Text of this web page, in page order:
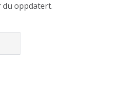
du oppdatert.